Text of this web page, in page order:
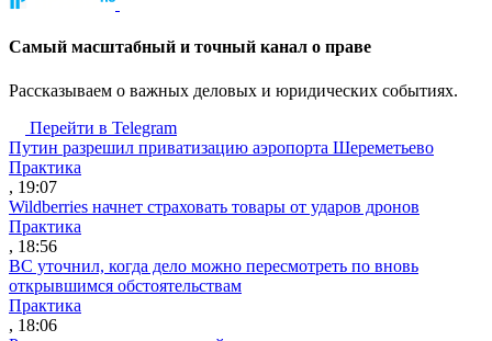
Cамый масштабный и точный канал о праве
Рассказываем о важных деловых и юридических событиях.
Перейти в Telegram
Путин разрешил приватизацию аэропорта Шереметьево
Практика
, 19:07
Wildberries начнет страховать товары от ударов дронов
Практика
, 18:56
ВС уточнил, когда дело можно пересмотреть по вновь
открывшимся обстоятельствам
Практика
, 18:06